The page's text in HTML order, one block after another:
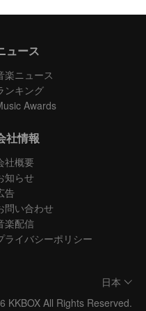
ュース
楽ニュース
ンキング
Awards
社情報
社概要
知らせ
告
問い合わせ
楽配信
ライバシーポリシー
日本
KKBOX All Rights Reserved.